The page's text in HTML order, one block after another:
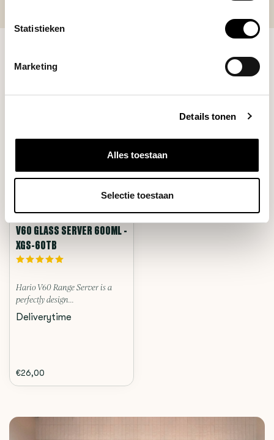
Statistieken
Marketing
Details tonen
Alles toestaan
Selectie toestaan
RECENTLY VIEWED
V60 GLASS SERVER 600ML -
XGS-60TB
Hario V60 Range Server is a
perfectly design...
Deliverytime
€26,00